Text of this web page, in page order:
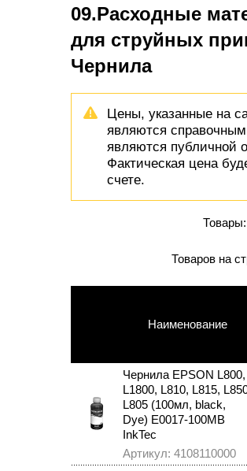
09.Расходные
для струйных
Чернила
Цены, указанные на
являются
являются публичной
Фактическая цена
счете.
Товары:
Товаров на
Наименование
Чернила EPSON L800,
L1800, L810, L815,
L805 (100мл, black,
Dye) E0017-100MB
InkTec
Артикул: 4108110000